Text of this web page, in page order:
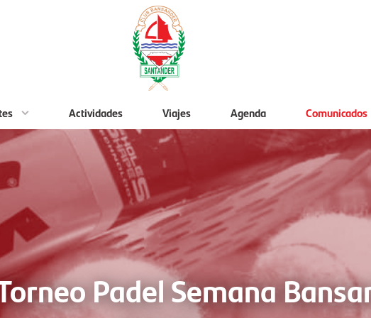
Actividades Viajes Agenda Comunicados
Padel Semana